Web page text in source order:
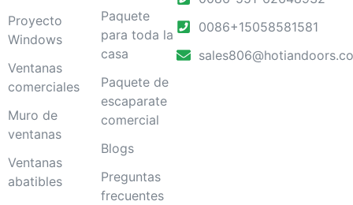
Proyecto
Windows
Ventanas
comerciales
Muro de
ventanas
Ventanas
abatibles
Paquete
para toda la
casa
Paquete de
escaparate
comercial
Blogs
Preguntas
frecuentes
0086+15058581581